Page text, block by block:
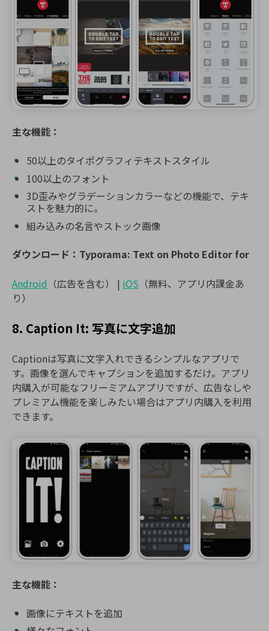
主な機能：
50以上のタイポグラフィテキストスタイル
100以上のフォント
3D歪みやグラデーションカラーなどの機能で、テキ
ストを魅力的に。
組み込みの名言やストック画像
ダウンロード：Typorama: Text on Photo Editor for
Android （広告を含む） | iOS （無料、アプリ内課金あ
り）
8. Caption It: 写真に文字追加
Captionは写真に文字入れできるシンプルなアプリで
す。画像を選んでキャプションを追加するだけ。アプリ
内購入が可能なフリーミアムアプリですが、広告なしや
プレミアム機能を楽しみたい場合はアプリ内購入を利用
できます。
主な機能：
画像にテキストを追加